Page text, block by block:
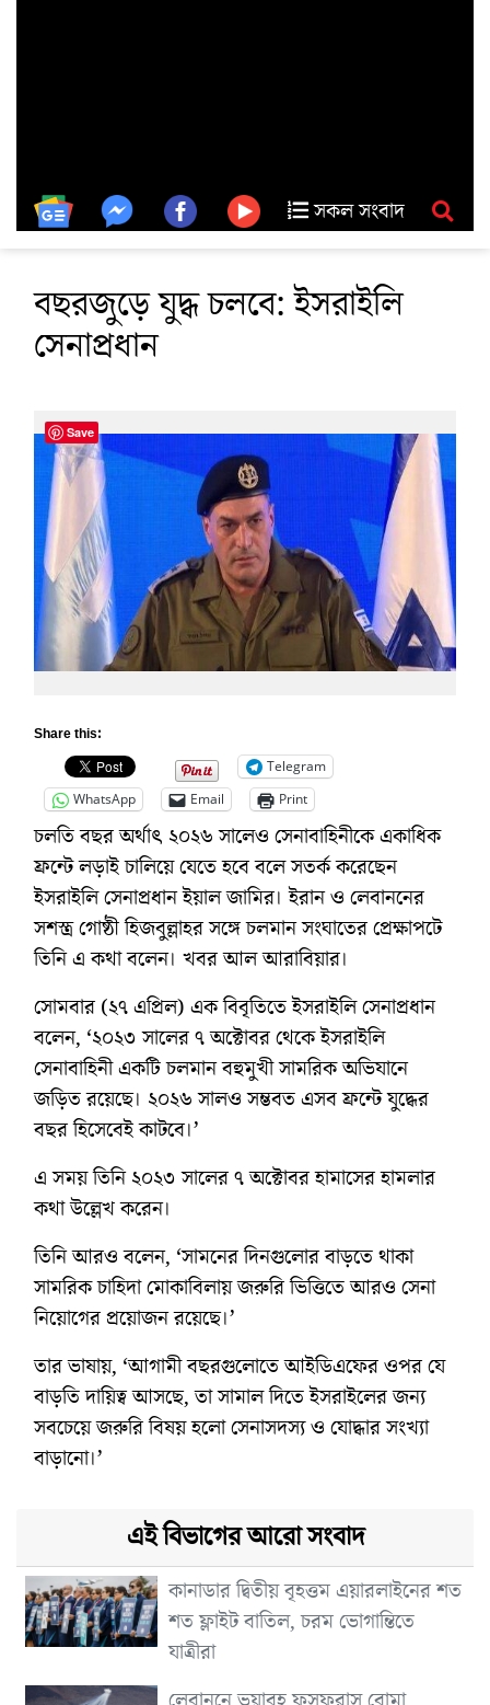
সকল সংবাদ
বছরজুড়ে যুদ্ধ চলবে: ইসরাইলি
সেনাপ্রধান
Share this:
Telegram
WhatsApp
Email Print
চলতি বছর অর্থাৎ ২০২৬ সালেও সেনাবাহিনীকে একাধিক
ফ্রন্টে লড়াই চালিয়ে যেতে হবে বলে সতর্ক করেছেন
ইসরাইলি সেনাপ্রধান ইয়াল জামির। ইরান ও লেবাননের
সশস্ত্র গোষ্ঠী হিজবুল্লাহর সঙ্গে চলমান সংঘাতের প্রেক্ষাপটে
তিনি এ কথা বলেন। খবর আল আরাবিয়ার।
সোমবার (২৭ এপ্রিল) এক বিবৃতিতে ইসরাইলি সেনাপ্রধান
বলেন, ‘২০২৩ সালের ৭ অক্টোবর থেকে ইসরাইলি
সেনাবাহিনী একটি চলমান বহুমুখী সামরিক অভিযানে
জড়িত রয়েছে। ২০২৬ সালও সম্ভবত এসব ফ্রন্টে যুদ্ধের
বছর হিসেবেই কাটবে।’
এ সময় তিনি ২০২৩ সালের ৭ অক্টোবর হামাসের হামলার
কথা উল্লেখ করেন।
তিনি আরও বলেন, ‘সামনের দিনগুলোর বাড়তে থাকা
সামরিক চাহিদা মোকাবিলায় জরুরি ভিত্তিতে আরও সেনা
নিয়োগের প্রয়োজন রয়েছে।’
তার ভাষায়, ‘আগামী বছরগুলোতে আইডিএফের ওপর যে
বাড়তি দায়িত্ব আসছে, তা সামাল দিতে ইসরাইলের জন্য
সবচেয়ে জরুরি বিষয় হলো সেনাসদস্য ও যোদ্ধার সংখ্যা
বাড়ানো।’
এই বিভাগের আরো সংবাদ
কানাডার দ্বিতীয় বৃহত্তম এয়ারলাইনের শত
শত ফ্লাইট বাতিল, চরম ভোগান্তিতে
যাত্রীরা
Save